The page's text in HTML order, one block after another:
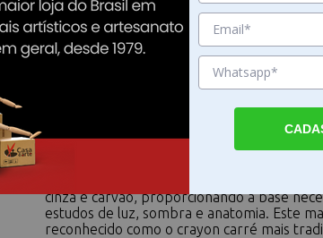
Estojo 50247 Giz Pastel Seco
Estojo Giz Pastel Seco Carre C/ 12 O Estojo
Seco Carre C/ 12 da linha Sketching é
cinza e carvão, proporcionando a base
estudos de luz, sombra e anatomia. Este
reconhecido como o crayon carré mais